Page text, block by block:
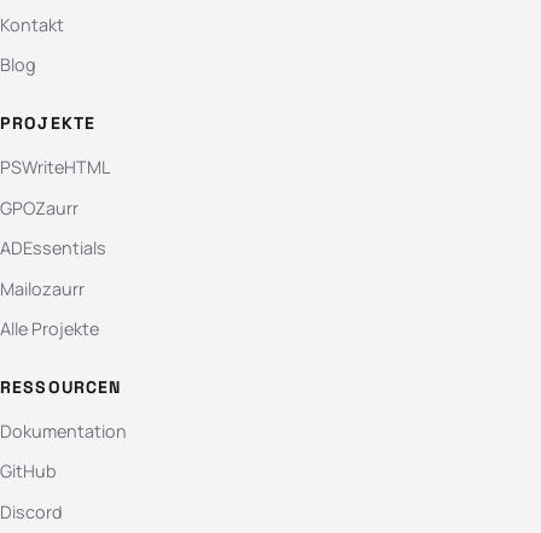
Kontakt
Blog
PROJEKTE
PSWriteHTML
GPOZaurr
ADEssentials
Mailozaurr
Alle Projekte
RESSOURCEN
Dokumentation
GitHub
Discord